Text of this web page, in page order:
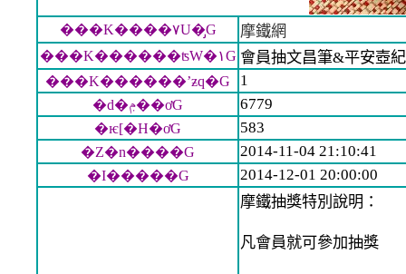
���K����٧U�̡G 摩鐵網
���K������ʦW�١G 會員抽文昌筆&平安壺
���K������ʼƶq�G 1
�d�ݦ��ơG 6779
�ѥ[�H�ơG 583
�Z�n����G 2014-11-04 21:10:41
�I�����G 2014-12-01 20:00:00
摩鐵抽獎特別說明：
凡會員就可參加抽獎